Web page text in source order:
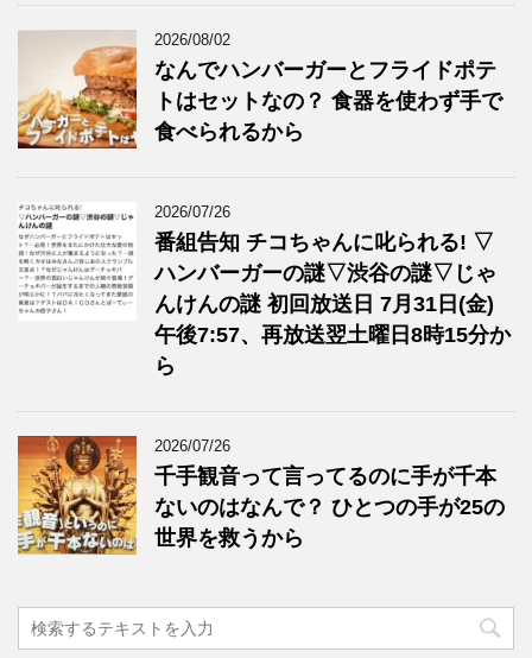
2026/08/02
なんでハンバーガーとフライドポテ
トはセットなの？ 食器を使わず手で
食べられるから
2026/07/26
番組告知 チコちゃんに叱られる! ▽
ハンバーガーの謎▽渋谷の謎▽じゃ
んけんの謎 初回放送日 7月31日(金)
午後7:57、再放送翌土曜日8時15分か
ら
2026/07/26
千手観音って言ってるのに手が千本
ないのはなんで？ ひとつの手が25の
世界を救うから